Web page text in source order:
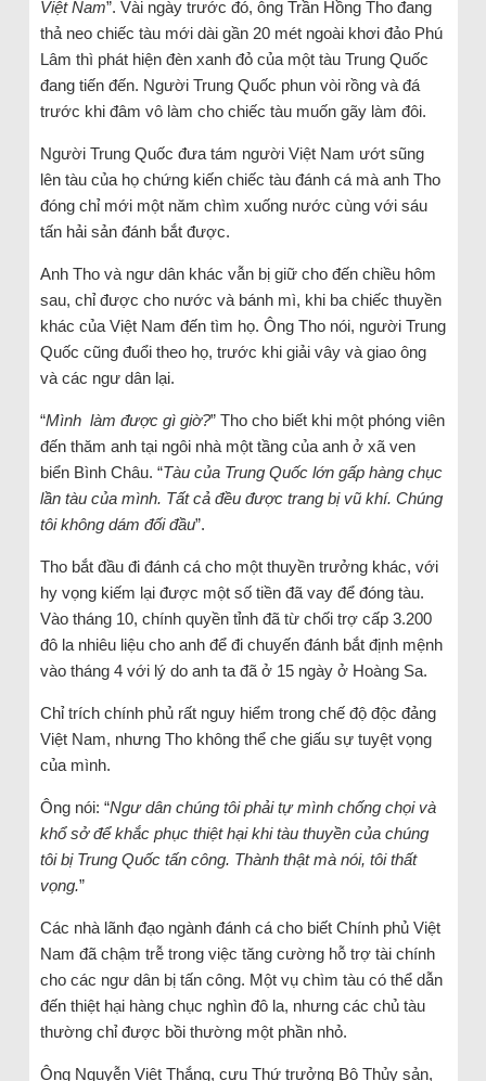
Việt Nam”. Vài ngày trước đó, ông Trần Hồng Tho đang
thả neo chiếc tàu mới dài gần 20 mét ngoài khơi đảo Phú
Lâm thì phát hiện đèn xanh đỏ của một tàu Trung Quốc
đang tiến đến. Người Trung Quốc phun vòi rồng và đá
trước khi đâm vô làm cho chiếc tàu muốn gãy làm đôi.
Người Trung Quốc đưa tám người Việt Nam ướt sũng
lên tàu của họ chứng kiến ​​chiếc tàu đánh cá mà anh Tho
đóng chỉ mới một năm chìm xuống nước cùng với sáu
tấn hải sản đánh bắt được.
Anh Tho và ngư dân khác vẫn bị giữ cho đến chiều hôm
sau, chỉ được cho nước và bánh mì, khi ba chiếc thuyền
khác của Việt Nam đến tìm họ. Ông Tho nói, người Trung
Quốc cũng đuổi theo họ, trước khi giải vây và giao ông
và các ngư dân lại.
“Mình làm được gì giờ?” Tho cho biết khi một phóng viên
đến thăm anh tại ngôi nhà một tầng của anh ở xã ven
biển Bình Châu. “Tàu của Trung Quốc lớn gấp hàng chục
lần tàu của mình. Tất cả đều được trang bị vũ khí. Chúng
tôi không dám đối đầu”.
Tho bắt đầu đi đánh cá cho một thuyền trưởng khác, với
hy vọng kiếm lại được một số tiền đã vay để đóng tàu.
Vào tháng 10, chính quyền tỉnh đã từ chối trợ cấp 3.200
đô la nhiêu liệu cho anh để đi chuyến đánh bắt định mệnh
vào tháng 4 với lý do anh ta đã ở 15 ngày ở Hoàng Sa.
Chỉ trích chính phủ rất nguy hiểm trong chế độ độc đảng
Việt Nam, nhưng Tho không thể che giấu sự tuyệt vọng
của mình.
Ông nói: “Ngư dân chúng tôi phải tự mình chống chọi và
khổ sở để khắc phục thiệt hại khi tàu thuyền của chúng
tôi bị Trung Quốc tấn công. Thành thật mà nói, tôi thất
vọng.”
Các nhà lãnh đạo ngành đánh cá cho biết Chính phủ Việt
Nam đã chậm trễ trong việc tăng cường hỗ trợ tài chính
cho các ngư dân bị tấn công. Một vụ chìm tàu ​​có thể dẫn
đến thiệt hại hàng chục nghìn đô la, nhưng các chủ tàu
thường chỉ được bồi thường một phần nhỏ.
Ông Nguyễn Việt Thắng, cựu Thứ trưởng Bộ Thủy sản,